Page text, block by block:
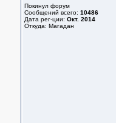
Покинул форум
Сообщений всего: 10486
Дата рег-ции: Окт. 2014
Откуда: Магадан